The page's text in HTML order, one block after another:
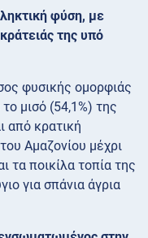
φύση, με
της υπό
φυσικής ομορφιάς
μισό (54,1%) της
από κρατική
Αμαζονίου μέχρι
τα ποικίλα τοπία της
για σπάνια άγρια